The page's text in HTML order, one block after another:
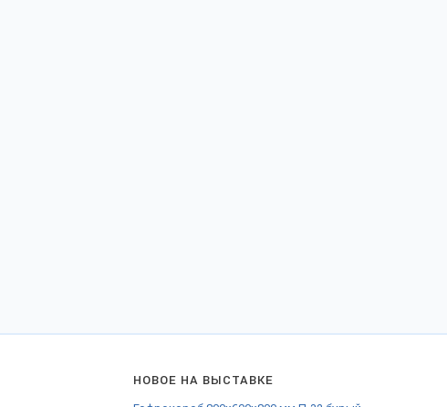
НОВОЕ НА ВЫСТАВКЕ